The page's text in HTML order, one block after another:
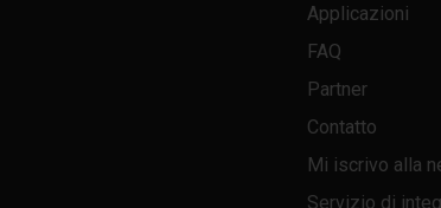
Applicazioni
FAQ
Partner
Contatto
Mi iscrivo alla
Servizio di